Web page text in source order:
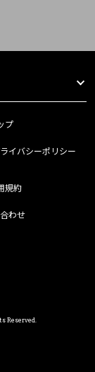
プ
イバシーポリシー
規約
わせ
Reserved.